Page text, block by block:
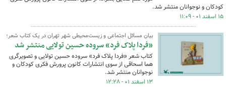
کودکان و نوجوانان منتشر شد.
۱۵ اسفند ۰۱ - ۱۱:۰۹
بیان مسائل اجتماعی و زیست‌محیطی شهر تهران در یک کتاب شعر؛
«فردا پلاک‌ فرد» سروده حسین تولایی منتشر شد
کتاب شعر «فردا پلاک فرد» سروده حسین تولایی و تصویرگری
هما اسحاقی از سوی انتشارات کانون پرورش فکری کودکان و
نوجوانان منتشر شد.
۱۳ اسفند ۰۱ - ۱۲:۲۸